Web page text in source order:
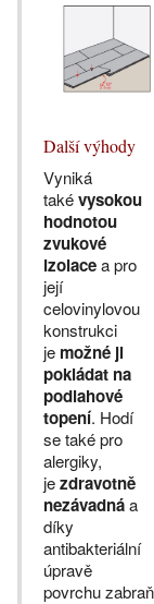
Další výhody
Vyniká
takévysokou
hodnotou
zvukové
izolacea pro
její
celovinylovou
konstrukci
je možné ji
pokládat na
podlahové
topení. Hodí
se také pro
alergiky,
jezdravotně
nezávadnáa
díky
antibakteriální
úpravě
povrchu